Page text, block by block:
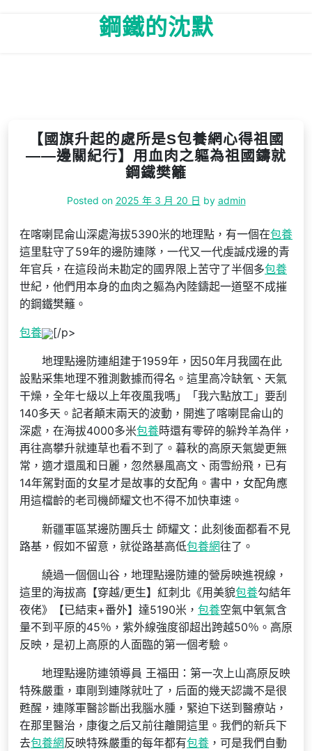
鋼鐵的沈默
【國旗升起的處所是S包養網心得祖國
——邊關紀行】用血肉之軀為祖國鑄就
鋼鐵樊籬
Posted on 2025 年 3 月 20 日 by admin
在喀喇昆侖山深處海拔5390米的地理點，有一個在包養
這里駐守了59年的邊防連隊，一代又一代虔誠戍邊的青
年官兵，在這段尚未勘定的國界限上苦守了半個多包養
世紀，他們用本身的血肉之軀為內陸鑄起一道堅不成摧
的鋼鐵樊籬。
包養 [/p>
地理點邊防連組建于1959年，因50年月我國在此
設點采集地理不雅測數據而得名。這里高冷缺氧、天氣
干燥，全年七級以上年夜風我嗎」「我六點放工」要刮
140多天。記者顛末兩天的波動，開進了喀喇昆侖山的
深處，在海拔4000多米包養時還有零碎的躲羚羊為伴，
再往高攀升就連草也看不到了。暮秋的高原天氣變更無
常，適才還風和日麗，忽然暴風高文、雨雪紛飛，已有
14年駕對面的女星才是故事的女配角。書中，女配角應
用這檔齡的老司機師耀文也不得不加快車速。
新疆軍區某邊防團兵士 師耀文：此刻後面都看不見
路基，假如不留意，就從路基高低包養網往了。
繞過一個個山谷，地理點邊防連的營房映進視線，
這里的海拔高【穿越/更生】紅刺北《用美貌包養勾結年
夜佬》【已結束+番外】達5190米， 包養空氣中氧氣含
量不到平原的45％，紫外線強度卻超出跨越50％。高原
反映，是初上高原的人面臨的第一個考驗。
地理點邊防連領導員 王福田：第一次上山高原反映
特殊嚴重，車剛到連隊就吐了，后面的幾天認識不是很
甦醒，連隊軍醫診斷出我腦水腫，緊迫下送到醫療站，
在那里醫治，康復之后又前往離開這里。我們的新兵下
去包養網反映特殊嚴重的每年都有包養 ，可是我們自動